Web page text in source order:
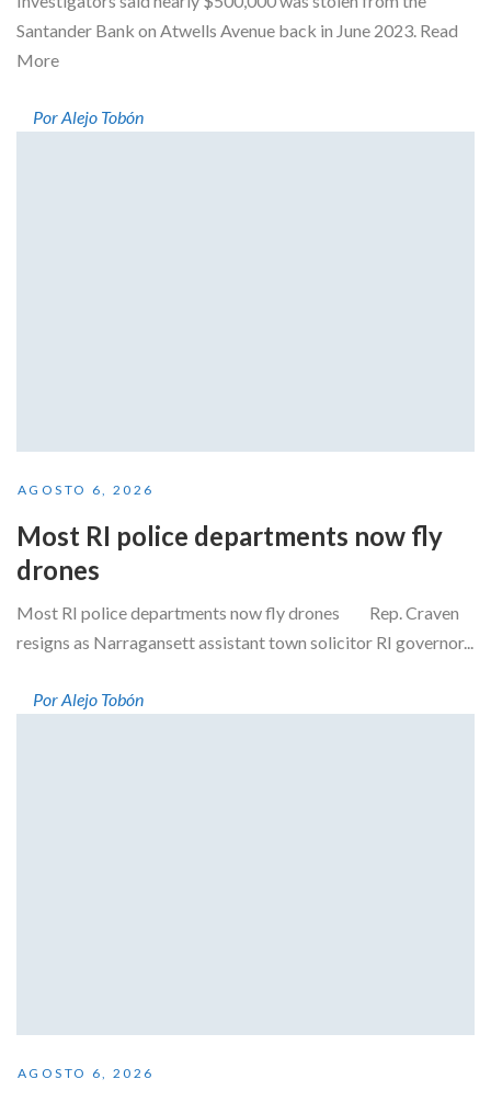
Santander Bank on Atwells Avenue back in June 2023. Read
More
Por Alejo Tobón
AGOSTO 6, 2026
Most RI police departments now fly
drones
Most RI police departments now fly drones Rep. Craven
resigns as Narragansett assistant town solicitor RI governor...
Por Alejo Tobón
AGOSTO 6, 2026